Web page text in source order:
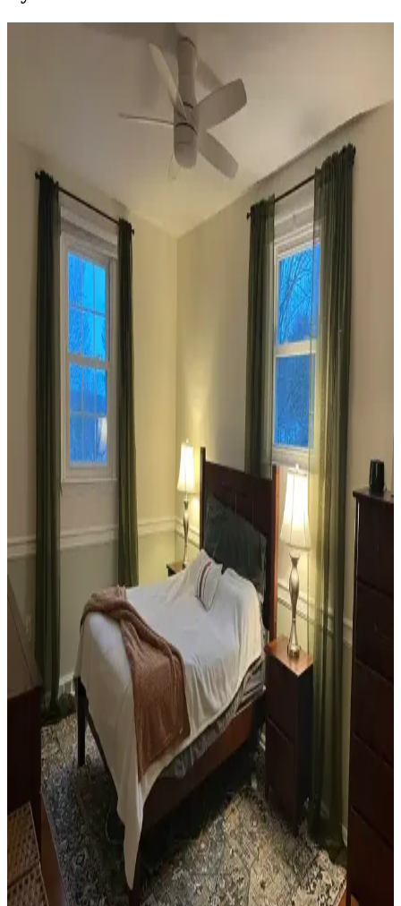
Koltuk ve Aksesuar Sandalyelerde Renk Uyumu ve
Dekorasyonda Görsel Denge Sağlama Yöntemleri
Koltuk ve aksesuar sandalyelerde renk uyumsuzluğu görsel rekabete
yol açabilir. Halı, perde, yastık ve mobilya yerleşimi ile renkler
dengelenerek mekanın estetik bütünlüğü sağlanır.
Ev Dekorasyonunda Denge ve Fonksiyonellik: Renk
Uyumu, Mobilya Yerleşimi ve Estetik İncelemesi
Reddit tartışması üzerinden ev dekorasyonunda renk uyumu,
mobilya yerleşimi ve aksesuar dengesi gibi unsurların yaşam
alanlarının estetik ve fonksiyonelliğini nasıl etkilediği inceleniyor.
Veranda Dekorasyonunda Bitki Seçimi, Aydınlatma
ve Mobilya Düzenlemeleriyle Estetik İyileştirme
Yöntemleri
Veranda dekorasyonunda bitkiler, halılar, aydınlatma ve mobilyaların
uyumlu kullanımı mekânı daha davetkâr ve fonksiyonel kılar. Doğru
seçimler verandanın atmosferini ve dış görünümünü güçlendirir.
Habitat'tan İkinci El Mobilya Alımı ve Ev
Dekorasyonunda Stil Oluşturma Yöntemleri
Habitat mağazalarından ikinci el mobilya alımı, ekonomik ve özgün
dekorasyon için fırsatlar sunar. Doğru seçim, temizlik ve stil
oluşturma evin atmosferini belirler.
Teal Renkli Sandalyenin Halı ve Dolapla
Uyumunda Renk Tonları ve Aksesuarların Rolü
Teal renkli sandalyenin halı ve dolapla uyumu, doğru renk tonları ve
aksesuar seçimiyle sağlanır. Halıdaki mavi-yeşil alt tonlar ve sıcak
ahşap dolap, teal rengini öne çıkarır, aksesuarlar ise denge oluşturur.
Yan Sehpa Boyama Renk Seçenekleri ve
Dekorasyon Uyumu İçin Rehber
Yan sehpa boyamada renk seçimi, mobilya ve dekorasyon uyumu
açısından önemlidir. Koyu tonlar, sıcak renkler ve doğal ahşap
görünümü seçenekleriyle estetik sonuçlar elde edilir.
Ev Kütüphanesi Yenileme: Renk, Dekorasyon ve
Konforun Dengeli Buluşması
Ev kütüphanesi yenilemesinde renklerin rahatlatıcı etkisi, kişisel
dekoratif öğeler ve konforlu mobilyalar ön plandadır. Tavan boyama
ve raf düzeni mekânın atmosferini zenginleştirir.